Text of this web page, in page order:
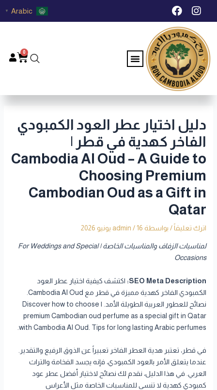
تخطي I
n
s
t
a
g
r
a
m
F
a
c
e
b
o
o
k
Arabic
▼
Menu
0
دليل اختيار عطر العود الكمبودي
الفاخر كهدية في قطر |
Cambodia Al Oud – A Guide to
Choosing Premium
Cambodian Oud as a Gift in
Qatar
اترك تعليقاً / بواسطة admin /16 يونيو 2026
لمناسبات الزفاف والمناسبات الخاصة | For Weddings and Special
Occasions
SEO Meta Description: اكتشف كيفية اختيار عطر العود
نصائح للعطور العربية الطويلة الأمد. | Discover how to choose
premium Cambodian oud perfume as a special gift in Qatar
with Cambodia Al Oud. Tips for long lasting Arabic perfumes.
في قطر، تعتبر هدية العطر الفاخر تعبيراً عن الذوق الرفيع والتقدير.
عندما يتعلق الأمر بالعود الكمبودي، فإنه يجسد الفخامة والتراث
العربي. في هذا الدليل، نقدم لك نصائح لاختيار أفضل عطر عود
كمبودي كهدية لا تنسى للمناسبات الخاصة مثل الأعراس
Post
navigation